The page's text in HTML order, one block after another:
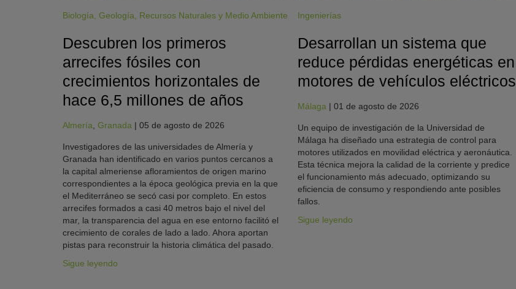
Biología, Geología, Recursos Naturales y Medio Ambiente
Descubren los primeros
arrecifes fósiles con
crecimientos horizontales de
hace 6,5 millones de años
Almería, Granada | 05 de agosto de 2026
Investigadores de las universidades de Almería y
Granada han identificado en varios puntos cercanos a
la capital almeriense afloramientos de origen marino
correspondientes a la época geológica previa en la que
el Mediterráneo se secó casi por completo. En estos
arrecifes formados a casi 40 metros bajo el nivel del
mar, la transparencia del agua en ese entorno facilitó el
crecimiento de corales de lado a lado. Ahora aportan
pistas para reconstruir la historia climática del pasado.
Sigue leyendo
Ingenierías
Desarrollan un sistema que
reduce pérdidas energéticas en
motores de vehículos eléctricos
Málaga |01 de agosto de 2026
Un equipo de investigación de la Universidad de
Málaga ha diseñado una estrategia de control para
motores utilizados en movilidad eléctrica y aeronáutica.
Esta técnica mejora la calidad de la corriente y predice
el funcionamiento más adecuado, optimizando su
eficiencia de consumo y respondiendo ante posibles
fallos.
Sigue leyendo